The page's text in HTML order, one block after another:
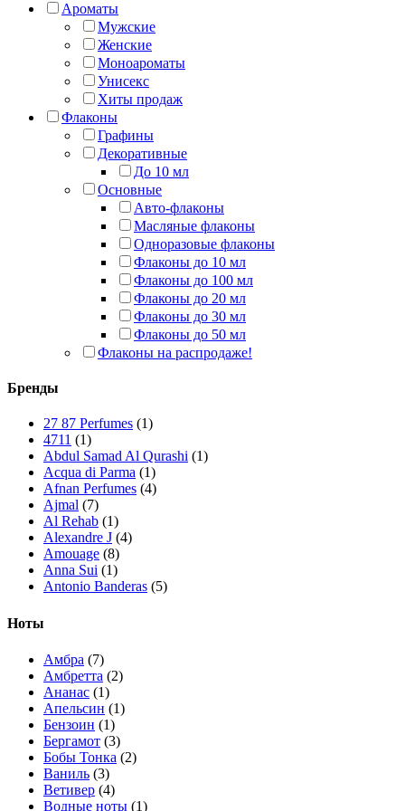
Ароматы
Мужские
Женские
Моноароматы
Унисекс
Хиты продаж
Флаконы
Графины
Декоративные
До 10 мл
Основные
Авто-флаконы
Масляные флаконы
Одноразовые флаконы
Флаконы до 10 мл
Флаконы до 100 мл
Флаконы до 20 мл
Флаконы до 30 мл
Флаконы до 50 мл
Флаконы на распродаже!
Бренды
27 87 Perfumes (1)
4711 (1)
Abdul Samad Al Qurashi (1)
Acqua di Parma (1)
Afnan Perfumes (4)
Ajmal (7)
Al Rehab (1)
Alexandre J (4)
Amouage (8)
Anna Sui (1)
Antonio Banderas (5)
Armaf
(7)
Armand Basi
Asdaaf (4)
Atelier Cologne
Attar Collection
Azzaro (2)
Bath & Body Works
BDK Parfums (5)
Bentley (1)
Bois 1920 (1)
Ноты
Амбра (7)
Амбретта (2)
Ананас (1)
Апельсин (1)
Бензоин (1)
Бергамот (3)
Бобы Тонка (2)
Ваниль (3)
Ветивер (4)
Водные ноты (1)